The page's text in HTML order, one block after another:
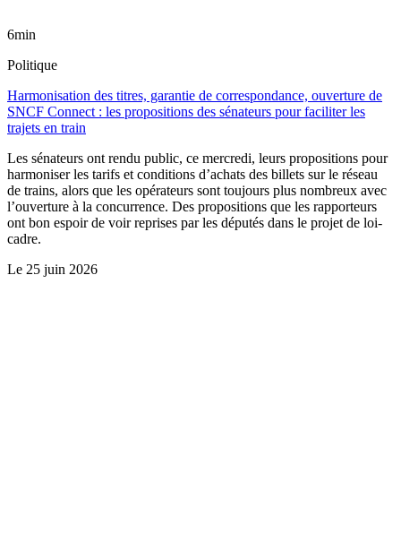
6min
Politique
Harmonisation des titres, garantie de correspondance, ouverture de
SNCF Connect : les propositions des sénateurs pour faciliter les
trajets en train
Les sénateurs ont rendu public, ce mercredi, leurs propositions pour
harmoniser les tarifs et conditions d’achats des billets sur le réseau
de trains, alors que les opérateurs sont toujours plus nombreux avec
l’ouverture à la concurrence. Des propositions que les rapporteurs
ont bon espoir de voir reprises par les députés dans le projet de loi-
cadre.
Le 25 juin 2026